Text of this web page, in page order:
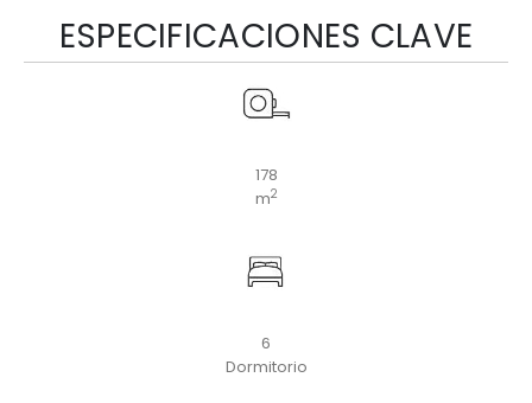
ESPECIFICACIONES CLAVE
178
m2
6
Dormitorio